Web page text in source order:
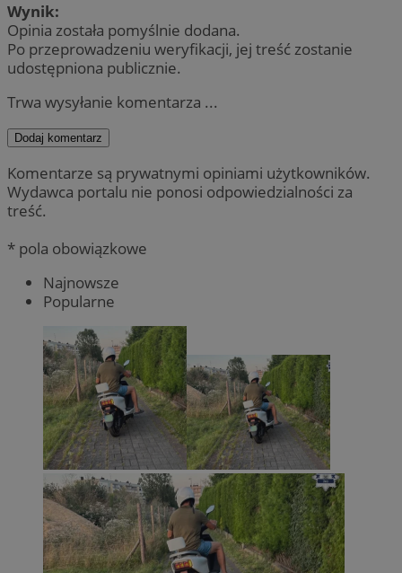
Wynik:
Opinia została pomyślnie dodana.
Po przeprowadzeniu weryfikacji, jej treść zostanie
udostępniona publicznie.
Trwa wysyłanie komentarza ...
Dodaj komentarz
Komentarze są prywatnymi opiniami użytkowników.
Wydawca portalu nie ponosi odpowiedzialności za
treść.
* pola obowiązkowe
Najnowsze
Popularne